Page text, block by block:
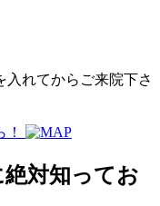
れてからご来院下さ
対知ってお